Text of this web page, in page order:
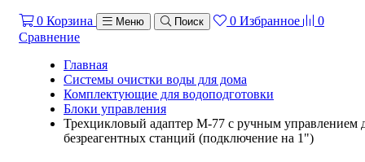
0 Корзина Меню Поиск 0 Избранное
0
Сравнение
Главная
Системы очистки воды для дома
Комплектующие для водоподготовки
Блоки управления
Трехцикловый адаптер М-77 с ручным управлением
безреагентных станций (подключение на 1")